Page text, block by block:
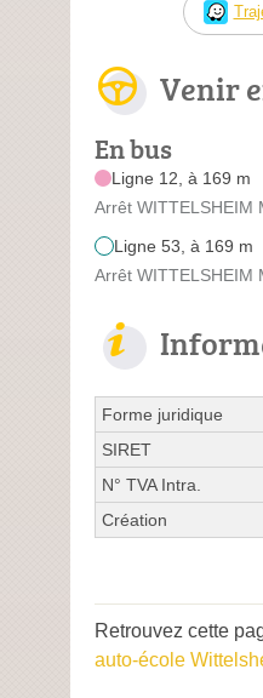
Venir
En bus
Ligne 12, à 169 m
Arrêt WITTELSHEIM
Ligne 53, à 169 m
Arrêt WITTELSHEIM
Forme juridique
SIRET
N° TVA Intra.
Création
Retrouvez cette
auto-école